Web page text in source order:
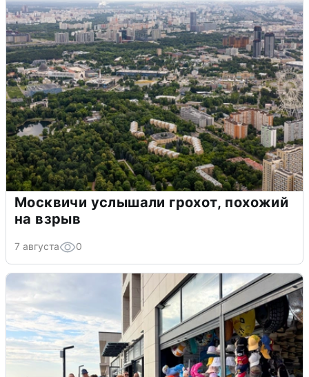
Москвичи услышали грохот, похожий
на взрыв
7 августа 0